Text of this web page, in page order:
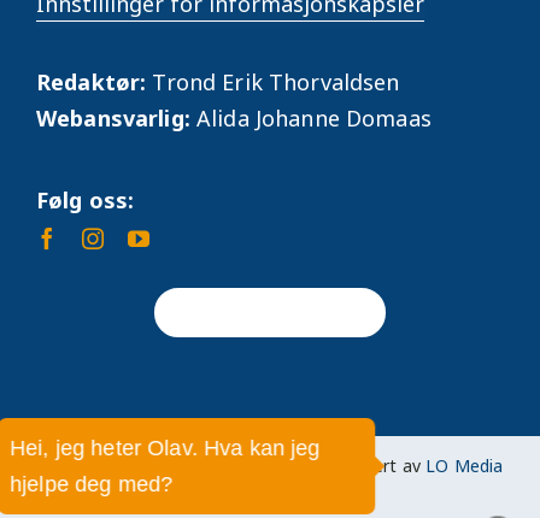
Hei, jeg heter Olav. Hva kan jeg
hjelpe deg med?
Redaktør: Trond Erik Thorvaldsen
Webansvarlig: Alida Johanne Domaas
Følg oss:
© 2026 Norsk Arbeidsmandsforbund • Levert av LO Media